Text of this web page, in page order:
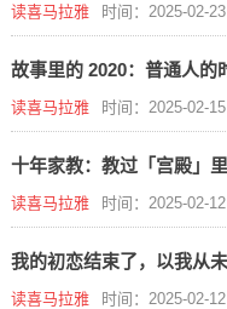
读喜马拉雅 时间：2025-02-23
故事里的 2020：普通人的
读喜马拉雅 时间：2025-02-15
十年家教：教过「宫殿」
读喜马拉雅 时间：2025-02-12
我的初恋结束了，以我从
读喜马拉雅 时间：2025-02-12